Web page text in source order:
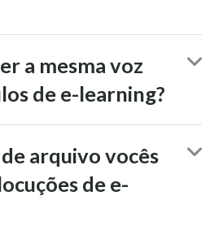
a mesma voz
de e-learning?
arquivo vocês
de e-